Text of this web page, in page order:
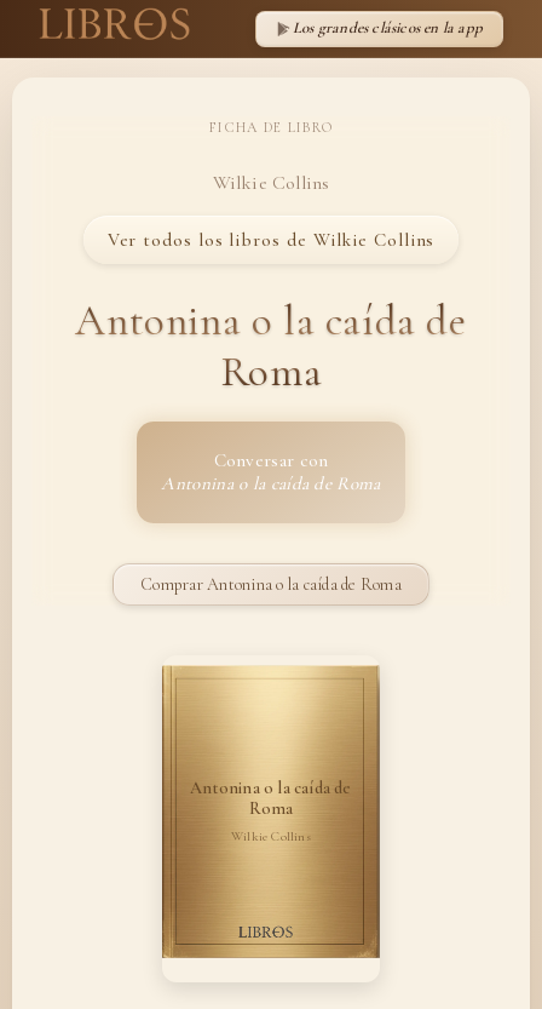
Los grandes clásicos en la app
FICHA DE LIBRO
Wilkie Collins
Ver todos los libros de Wilkie Collins
Antonina o la caída de
Roma
Conversar con
Antonina o la caída de Roma
Comprar Antonina o la caída de Roma
Antonina o la caída de
Roma
Wilkie Collins